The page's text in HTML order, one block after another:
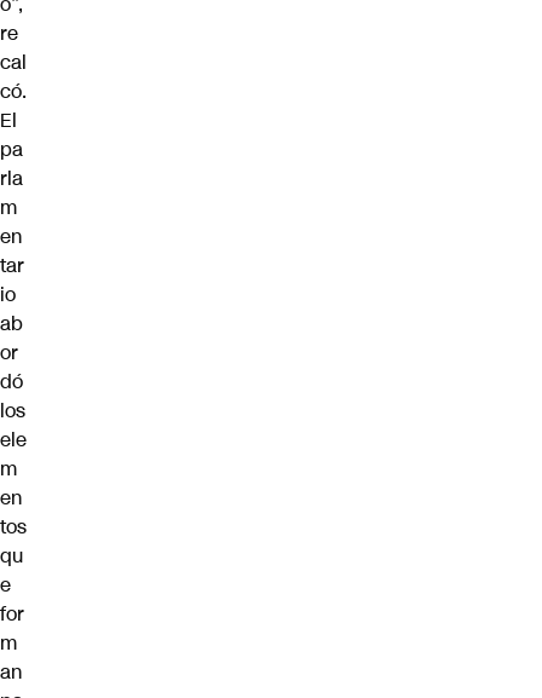
re
cal
có.
El
pa
rla
m
en
tar
io
ab
or
dó
los
ele
m
en
tos
qu
e
for
m
an